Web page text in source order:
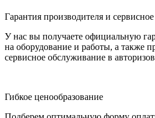
Гарантия производителя и
У нас вы получаете официальную
на оборудование и работы, а также
сервисное обслуживание в
Гибкое ценообразование